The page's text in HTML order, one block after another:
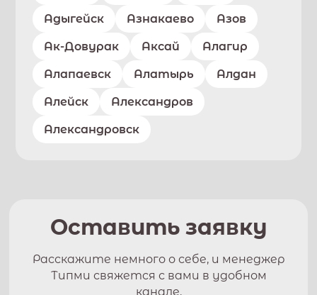
Адыгейск Азнакаево Азов
Ак-Довурак Аксай Алагир
Алапаевск Алатырь Алдан
Алейск Александров
Александровск
Оставить заявку
Расскажите немного о себе, и менеджер
Типми свяжется с вами в удобном
канале.